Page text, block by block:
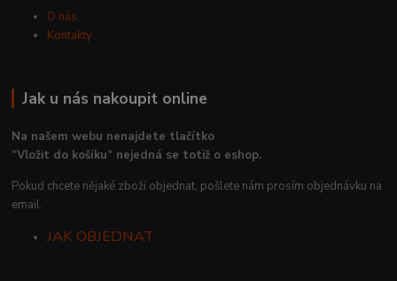
O nás
Kontakty
Jak u nás nakoupit online
Na našem webu nenajdete tlačítko
“Vložit do košíku“ nejedná se totiž o eshop.
Pokud chcete nějaké zboží objednat, pošlete nám prosím objednávku na
email.
JAK OBJEDNAT